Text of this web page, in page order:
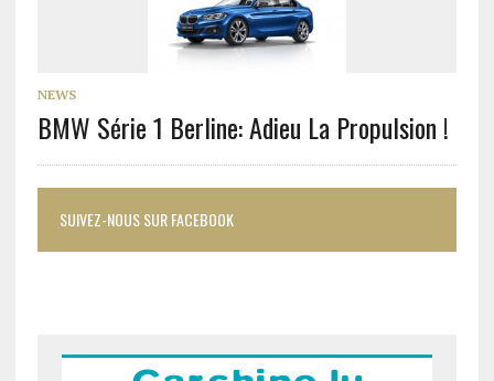
NEWS
BMW Série 1 Berline: Adieu La Propulsion !
SUIVEZ-NOUS SUR FACEBOOK